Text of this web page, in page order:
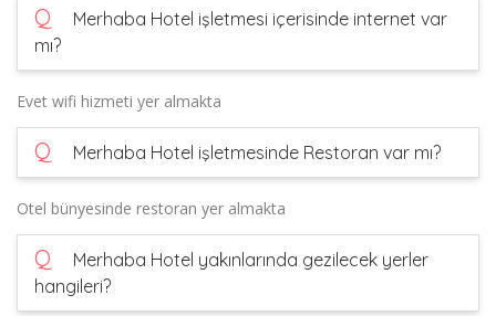
Q
Merhaba Hotel işletmesi içerisinde internet var
mı?
Evet wifi hizmeti yer almakta
Q Merhaba Hotel işletmesinde Restoran var mı?
Otel bünyesinde restoran yer almakta
Q
Merhaba Hotel yakınlarında gezilecek yerler
hangileri?